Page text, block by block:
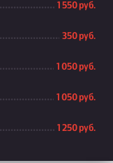
1 550 руб.
350 руб.
1 050 руб.
1 050 руб.
1 250 руб.